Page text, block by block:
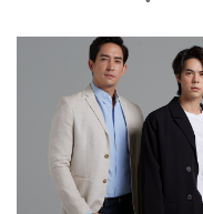
“เซ้นต์-ศุภพงษ์ อุดมแก้
รี่” (IDOL FACTORY)
บอยเลิฟ ฟีลกู๊ด อย่าง “
จิกหมอนกันไปก่อนหน้านี้